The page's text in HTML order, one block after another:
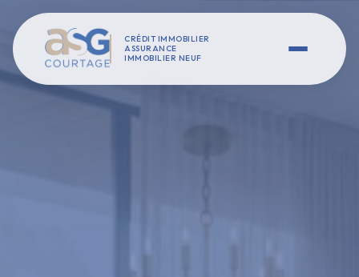
CRÉDIT IMMOBILIER
ASSURANCE
IMMOBILIER NEUF